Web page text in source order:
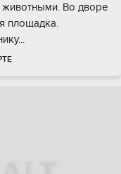
животными. Во дворе
площадка.